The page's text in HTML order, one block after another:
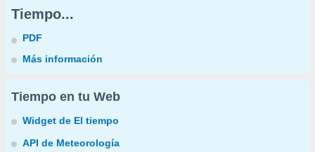
Tiempo...
PDF
Más información
Tiempo en tu Web
Widget de El tiempo
API de Meteorología